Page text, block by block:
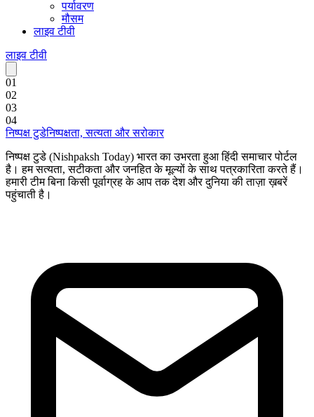
पर्यावरण
मौसम
लाइव टीवी
लाइव टीवी
01
02
03
04
निष्पक्ष टुडेनिष्पक्षता, सत्यता और सरोकार
निष्पक्ष टुडे (Nishpaksh Today) भारत का उभरता हुआ हिंदी समाचार पोर्टल
है। हम सत्यता, सटीकता और जनहित के मूल्यों के साथ पत्रकारिता करते हैं।
हमारी टीम बिना किसी पूर्वाग्रह के आप तक देश और दुनिया की ताज़ा ख़बरें
पहुंचाती है।